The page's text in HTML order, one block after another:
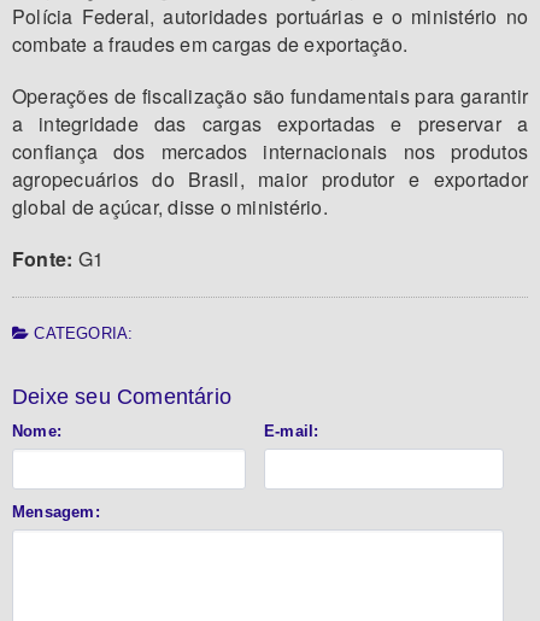
Polícia Federal, autoridades portuárias e o ministério no
combate a fraudes em cargas de exportação.
Operações de fiscalização são fundamentais para garantir
a integridade das cargas exportadas e preservar a
confiança dos mercados internacionais nos produtos
agropecuários do Brasil, maior produtor e exportador
global de açúcar, disse o ministério.
Fonte: G1
CATEGORIA:
Deixe seu Comentário
Nome: E-mail:
Mensagem: